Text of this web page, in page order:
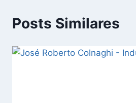
Posts Similares